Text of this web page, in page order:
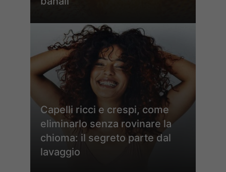
Capelli ricci e crespi, come
eliminarlo senza rovinare la
chioma: il segreto parte dal
lavaggio